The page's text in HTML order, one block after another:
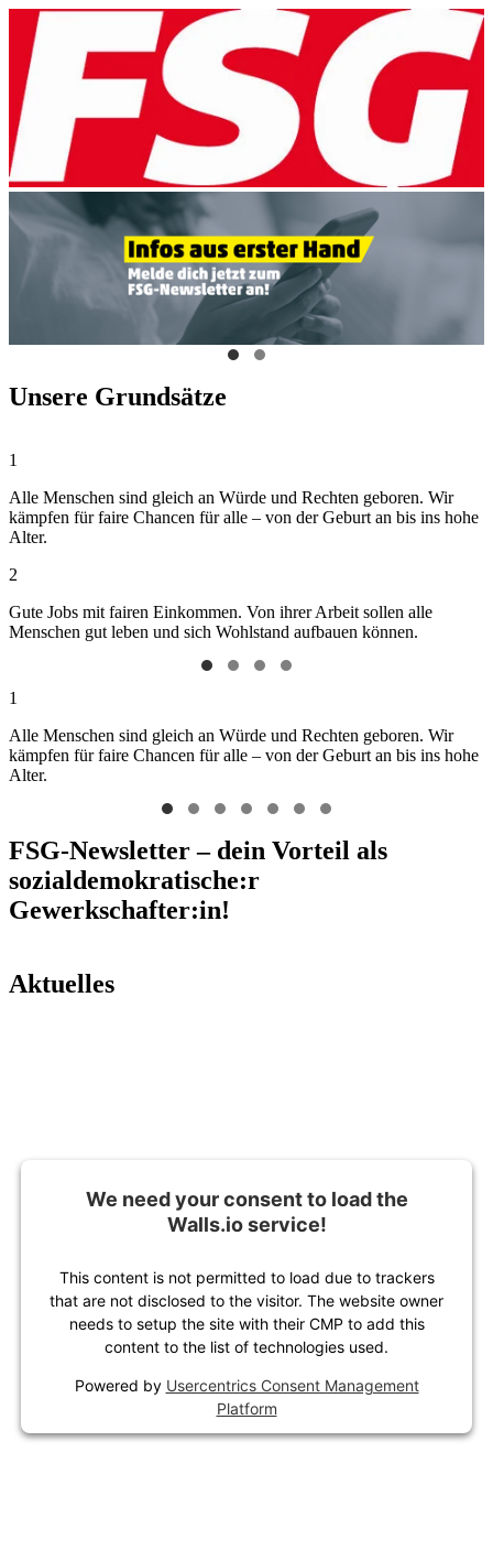
Unsere Grundsätze
1
Alle Menschen sind gleich an Würde und Rechten geboren. Wir
kämpfen für faire Chancen für alle – von der Geburt an bis ins hohe
Alter.
2
Gute Jobs mit fairen Einkommen. Von ihrer Arbeit sollen alle
Menschen gut leben und sich Wohlstand aufbauen können.
1
Alle Menschen sind gleich an Würde und Rechten geboren. Wir
kämpfen für faire Chancen für alle – von der Geburt an bis ins hohe
Alter.
FSG-Newsletter – dein Vorteil als
sozialdemokratische:r
Gewerkschafter:in!
Aktuelles
We need your consent to load the
Walls.io service!
This content is not permitted to load due to trackers
that are not disclosed to the visitor. The website owner
needs to setup the site with their CMP to add this
content to the list of technologies used.
Powered by Usercentrics Consent Management
Platform